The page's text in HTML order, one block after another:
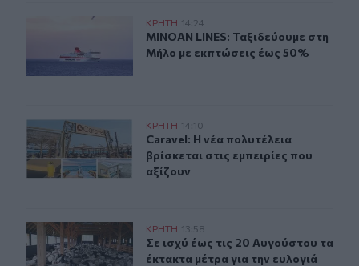
MINOAN LINES: Ταξιδεύουμε στη Μήλο με εκπτώσεις
ΚΡΗΤΗ 14:24
MINOAN LINES: Ταξιδεύουμε στη
MINOAN LINES: Ταξιδεύουμε στη
Μήλο με εκπτώσεις έως 50%
Caravel: Η νέα πολυτέλεια βρίσκεται στις εμπειρίες που
ΚΡΗΤΗ 14:10
Caravel: Η νέα πολυτέλεια
Caravel: Η νέα πολυτέλεια
βρίσκεται στις εμπειρίες που
αξίζουν
Παράταση στα προληπτικά μέτρα για την ευλογιά των
ΚΡΗΤΗ 13:58
Σε ισχύ έως τις 20 Αυγούστου τα
Σε ισχύ έως τις 20 Αυγούστου τα
έκτακτα μέτρα για την ευλογιά